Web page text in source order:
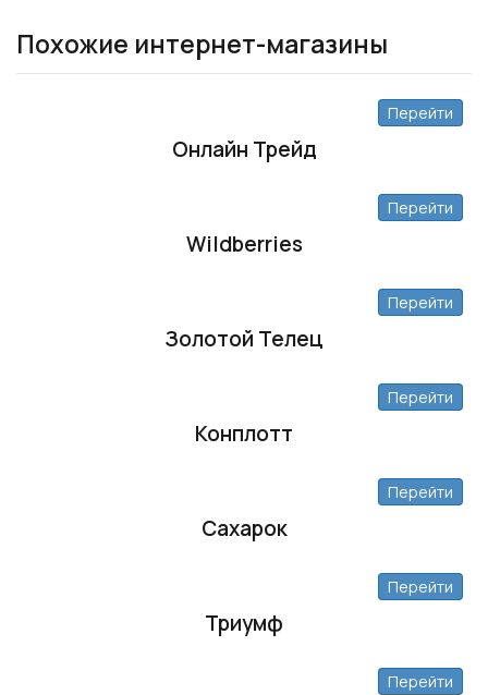
Похожие интернет-магазины
Онлайн Трейд
Перейти
Wildberries
Перейти
Золотой Телец
Перейти
Конплотт
Перейти
Сахарок
Перейти
Триумф
Перейти
Перейти